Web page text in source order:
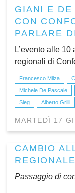
GIANI E DE
CON
PARLARE
L’evento alle
regionali di
Francesco Milza
Michele De Pascale
Sieg
Alberto Grilli
MARTEDÌ 17
CAMBIO
Passaggio di